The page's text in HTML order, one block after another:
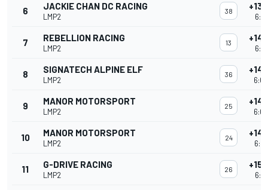
6 JACKIE CHAN DC RACING
LMP2
38 +13
7 REBELLION RACING
LMP2
13 +14
8 SIGNATECH ALPINE ELF
LMP2
36 +14
9 MANOR MOTORSPORT
LMP2
25 +14
10 MANOR MOTORSPORT
LMP2
24 +14
11 G-DRIVE RACING
LMP2
26 +15